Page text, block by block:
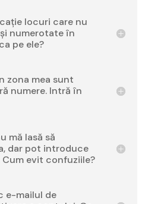
locuri care nu
numerotate în
pe ele?
zona mea sunt
numere. Intră în
mă lasă să
dar pot introduce
evit confuziile?
e-mailul de